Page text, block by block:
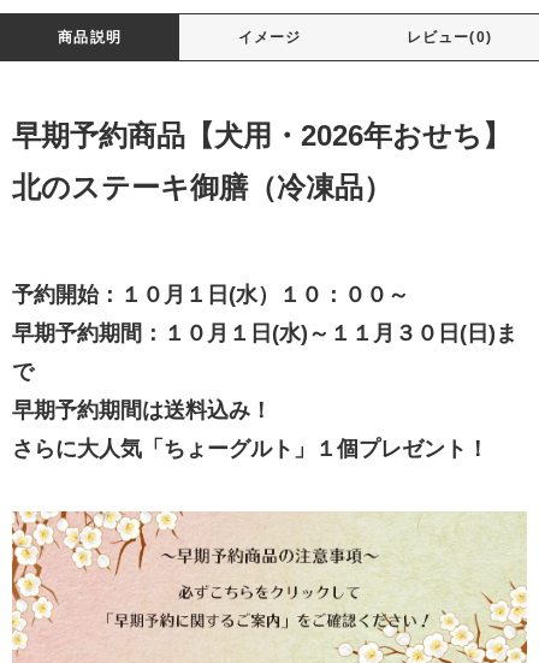
商品説明 イメージ レビュー(0)
早期予約商品【犬用・2026年おせち】
北のステーキ御膳（冷凍品）
予約開始：１０月１日(水）１０：００～
早期予約期間：１０月１日(水)～１１月３０日(日)ま
で
早期予約期間は送料込み！
さらに大人気「ちょーグルト」１個プレゼント！